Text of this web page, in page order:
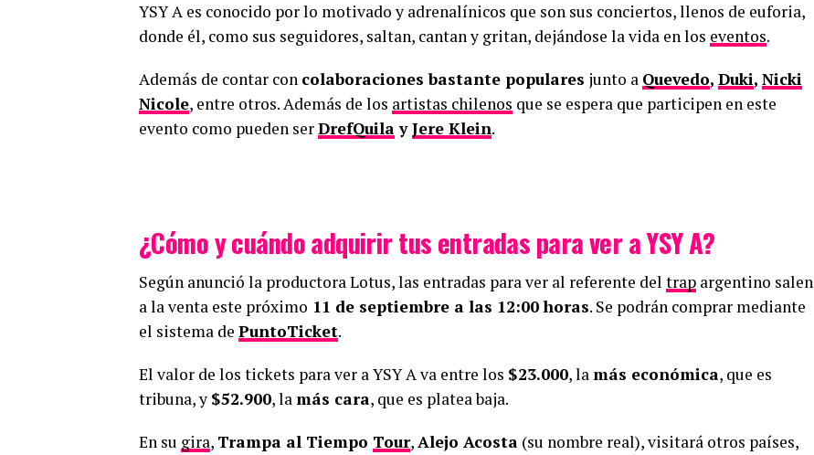
YSY A es conocido por lo motivado y adrenalínicos que son sus conciertos, llenos de euforia,
donde él, como sus seguidores, saltan, cantan y gritan, dejándose la vida en los eventos.
Además de contar con colaboraciones bastante populares junto a Quevedo, Duki, Nicki
Nicole, entre otros. Además de los artistas chilenos que se espera que participen en este
evento como pueden serDrefQuilayJere Klein.
¿Cómo y cuándo adquirir tus entradas para ver a YSY A?
Según anunció la productora Lotus, las entradas para ver al referente del trap argentino salen
a la venta este próximo 11 de septiembre a las 12:00 horas. Se podrán comprar mediante
el sistema de PuntoTicket.
El valor de los tickets para ver a YSY A va entre los $23.000, lamás económica, que es
tribuna, y $52.900, lamás cara, que es platea baja.
En su gira, Trampa al Tiempo Tour,Alejo Acosta (su nombre real), visitará otros países,